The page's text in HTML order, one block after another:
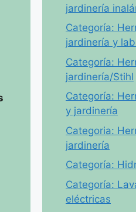
jardinería
Categoría:
jardinería y
Categoría:
jardinería/Stihl
Categoría:
y jardinería
Categoria:
jardinería
Categoría:
Categoría:
eléctricas